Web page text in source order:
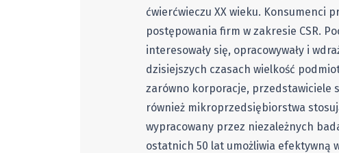
ćwierćwieczu XX wieku. Konsumenci
postępowania firm w zakresie CSR.
interesowały się, opracowywały i
dzisiejszych czasach wielkość
zarówno korporacje, przedstawiciele
również mikroprzedsiębiorstwa
wypracowany przez niezależnych
ostatnich 50 lat umożliwia efektywną